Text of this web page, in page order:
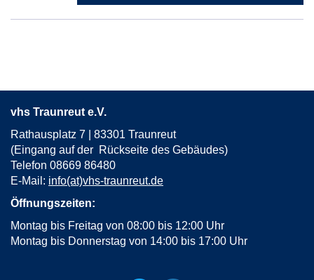
öffnen
vhs Traunreut e.V.
Rathausplatz 7 | 83301 Traunreut
(Eingang auf der Rückseite des Gebäudes)
Telefon 08669 86480
E-Mail: info(at)vhs-traunreut.de
Öffnungszeiten:
Montag bis Freitag von 08:00 bis 12:00 Uhr
Montag bis Donnerstag von 14:00 bis 17:00 Uhr